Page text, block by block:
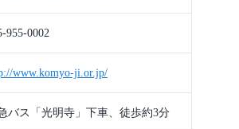
955-0002
www.komyo-ji.or.jp/
バス「光明寺」下車、徒歩約3分